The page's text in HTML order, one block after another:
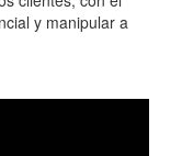
y manipular a